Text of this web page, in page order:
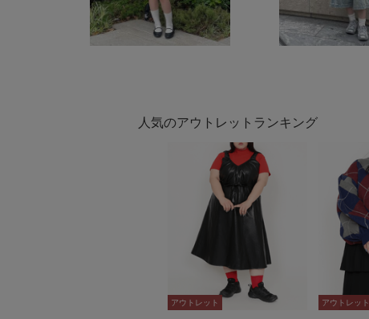
人気のアウトレットランキング
アウトレット
アウトレット アウトレット
アウトレット